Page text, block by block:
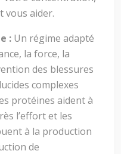
aider.
: Un régime adapté
la force, la
des blessures
complexes
protéines aident à
l’effort et les
à la production
de